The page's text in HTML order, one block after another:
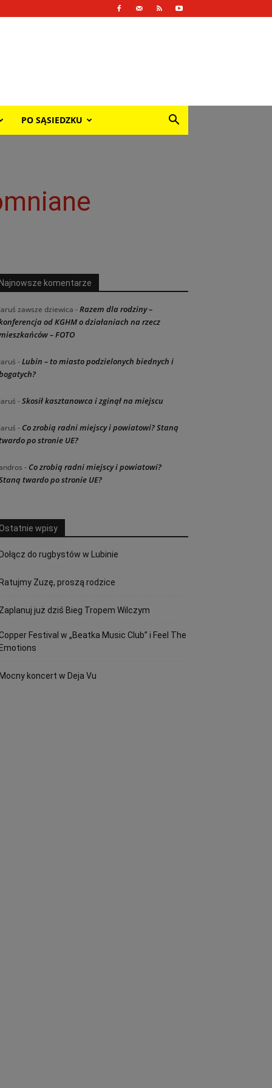
PO SĄSIEDZKU
komentarze
zawsze dziewica -Razem dla rodziny –
od KGHM o działaniach na rzecz
– FOTO
-Lubin – to miasto podzielonych biednych i
-Skosił kasztanowca i zginął na miejscu
- Co zrobią radni miejscy i powiatowi? Staną
po stronie UE?
- Co zrobią radni miejscy i powiatowi?
twardo po stronie UE?
wpisy
do rugbystów w Lubinie
Zuzę, proszą rodzice
już dziś Bieg Tropem Wilczym
Festival w „Beatka Music Club” i Feel The
koncert w Deja Vu